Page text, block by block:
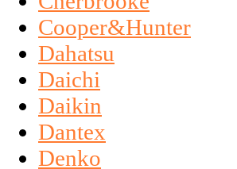
Cooper&Hunter
Dahatsu
Daichi
Daikin
Dantex
Denko